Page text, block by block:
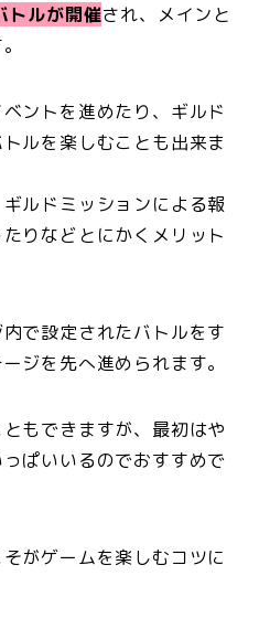
トルが開催され、メインと
ントを進めたり、ギルド
ルを楽しむことも出来ま
ルドミッションによる報
りなどとにかくメリット
で設定されたバトルをす
ジを先へ進められます。
もできますが、最初はや
ぱいいるのでおすすめで
がゲームを楽しむコツに